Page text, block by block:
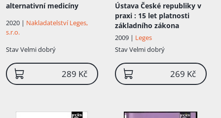
alternativní medicíny
2020 | Nakladatelství Leges,
s.r.o.
StavVelmi dobrý
289 Kč
Ústava České republiky v
praxi : 15 let platnosti
základního zákona
2009 | Leges
StavVelmi dobrý
269 Kč